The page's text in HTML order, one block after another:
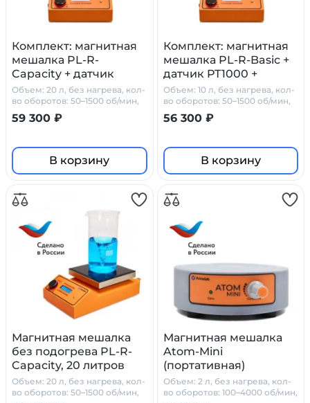
Комплект: магнитная
мешалка PL-R-
Capacity + датчик
PT1000 + штатив
Primelab
Объем: 20 л, без нагрева, кол-
во оборотов: 50–1500 об/мин,
стеклокерамика
59 300 ₽
В корзину
Комплект: магнитная
мешалка PL-R-Basic +
датчик PT1000 +
штатив Primelab
Объем: 10 л, без нагрева, кол-
во оборотов: 50–1500 об/мин,
стеклокерамика
56 300 ₽
В корзину
Магнитная мешалка
без подогрева PL-R-
Capacity, 20 литров
Объем: 20 л, без нагрева, кол-
во оборотов: 50–1500 об/мин,
Магнитная мешалка
Atom-Mini
(портативная)
Объем: 2 л, без нагрева, кол-
во оборотов: 100–4000 об/мин,